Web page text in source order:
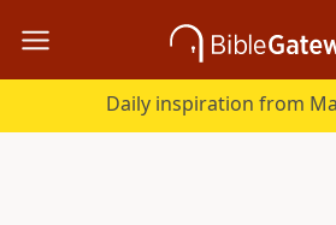
Daily inspiration from